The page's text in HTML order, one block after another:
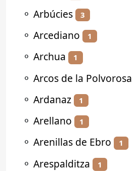
⚬ Arbúcies 3
⚬ Arcediano 1
⚬ Archua 1
⚬ Arcos de la Polvorosa
⚬ Ardanaz 1
⚬ Arellano 1
⚬ Arenillas de Ebro 1
⚬ Arespalditza 1